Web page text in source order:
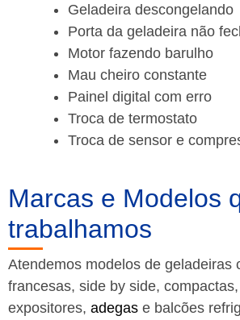
Geladeira descongelando
Porta da geladeira não
Motor fazendo barulho
Mau cheiro constante
Painel digital com erro
Troca de termostato
Troca de sensor e
Marcas e Modelos
trabalhamos
Atendemos modelos de geladeiras
francesas, side by side,
expositores, adegas e balcões